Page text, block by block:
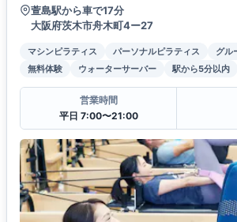
萱島駅から車で17分
大阪府茨木市舟木町4ー27
マシンピラティス パーソナルピラティス
グル
無料体験
ウォーターサーバー 駅から5分以内
営業時間
平日 7:00〜21:00